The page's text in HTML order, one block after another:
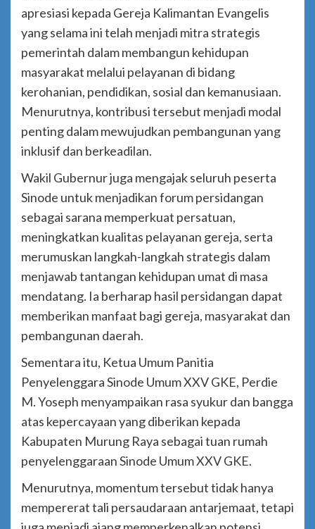
apresiasi kepada Gereja Kalimantan Evangelis
yang selama ini telah menjadi mitra strategis
pemerintah dalam membangun kehidupan
masyarakat melalui pelayanan di bidang
kerohanian, pendidikan, sosial dan kemanusiaan.
Menurutnya, kontribusi tersebut menjadi modal
penting dalam mewujudkan pembangunan yang
inklusif dan berkeadilan.
Wakil Gubernur juga mengajak seluruh peserta
Sinode untuk menjadikan forum persidangan
sebagai sarana memperkuat persatuan,
meningkatkan kualitas pelayanan gereja, serta
merumuskan langkah-langkah strategis dalam
menjawab tantangan kehidupan umat di masa
mendatang. Ia berharap hasil persidangan dapat
memberikan manfaat bagi gereja, masyarakat dan
pembangunan daerah.
Sementara itu, Ketua Umum Panitia
Penyelenggara Sinode Umum XXV GKE, Perdie
M. Yoseph menyampaikan rasa syukur dan bangga
atas kepercayaan yang diberikan kepada
Kabupaten Murung Raya sebagai tuan rumah
penyelenggaraan Sinode Umum XXV GKE.
Menurutnya, momentum tersebut tidak hanya
mempererat tali persaudaraan antarjemaat, tetapi